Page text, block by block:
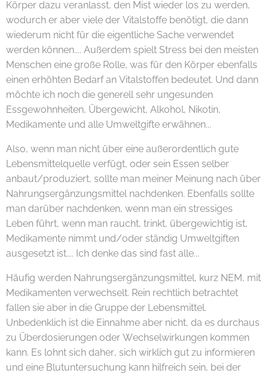
Körper dazu veranlasst, den Mist wieder los zu werden,
wodurch er aber viele der Vitalstoffe benötigt, die dann
wiederum nicht für die eigentliche Sache verwendet
werden können.... Außerdem spielt Stress bei den meisten
Menschen eine große Rolle, was für den Körper ebenfalls
einen erhöhten Bedarf an Vitalstoffen bedeutet. Und dann
möchte ich noch die generell sehr ungesunden
Essgewohnheiten, Übergewicht, Alkohol, Nikotin,
Medikamente und alle Umweltgifte erwähnen...
Also, wenn man nicht über eine außerordentlich gute
Lebensmittelquelle verfügt, oder sein Essen selber
anbaut/produziert, sollte man meiner Meinung nach über
Nahrungsergänzungsmittel nachdenken. Ebenfalls sollte
man darüber nachdenken, wenn man ein stressiges
Leben führt, wenn man raucht, trinkt, übergewichtig ist,
Medikamente nimmt und/oder ständig Umweltgiften
ausgesetzt ist.... Ich denke das sind fast alle...
Häufig werden Nahrungsergänzungsmittel, kurz NEM, mit
Medikamenten verwechselt. Rein rechtlich betrachtet
fallen sie aber in die Gruppe der Lebensmittel.
Unbedenklich ist die Einnahme aber nicht, da es durchaus
zu Überdosierungen oder Wechselwirkungen kommen
kann. Es lohnt sich daher, sich wirklich gut zu informieren
und eine Blutuntersuchung kann hilfreich sein, bei der